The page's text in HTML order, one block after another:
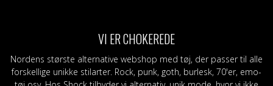
VI ER CHOKEREDE
Nordens største alternative webshop med tøj, der passer til alle
forskellige unikke stilarter. Rock, punk, goth, burlesk, 70'er, emo-